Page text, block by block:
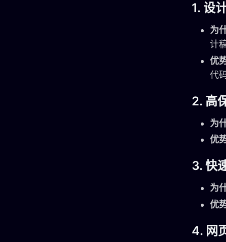
1. 设
为
计
优
代
2. 高
为
优
3. 快
为
优
4. 网